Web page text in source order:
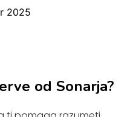
2025
od Sonarja?